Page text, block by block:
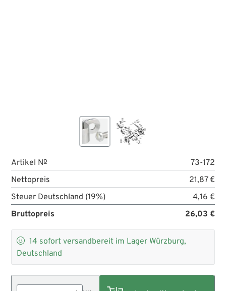
Artikel №
73-172
Nettopreis
21,87 €
Steuer Deutschland (19%)
4,16 €
Bruttopreis
26,03 €
 14 sofort versandbereit im Lager Würzburg,
Deutschland